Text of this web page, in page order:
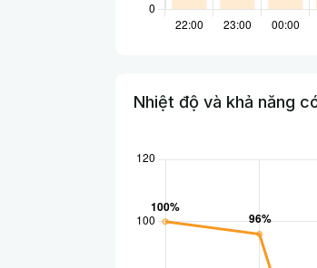
Nhiệt độ và khả năng